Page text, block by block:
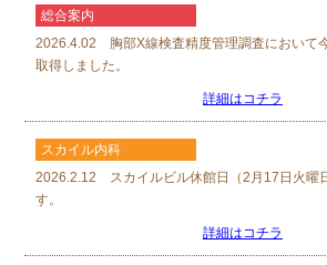
総合案内
2026.4.02 胸部X線検査精度管理調査において
取得しました。
詳細はコチラ
スカイル内科
2026.2.12 スカイルビル休館日（2月17日火曜
す。
詳細はコチラ